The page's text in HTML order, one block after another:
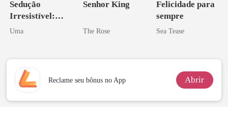
Sedução
Irresistível:
Amar de
Uma
Senhor King
The Rose
Felicidade para
sempre
Sea Tease
Reclame seu bônus no App Abrir